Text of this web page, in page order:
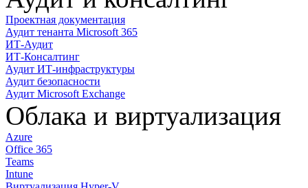
Проектная документация
Аудит тенанта Microsoft 365
ИТ-Аудит
ИТ-Консалтинг
Аудит ИТ-инфраструктуры
Аудит безопасности
Аудит Microsoft Exchange
Облака и виртуализация
Azure
Office 365
Teams
Intune